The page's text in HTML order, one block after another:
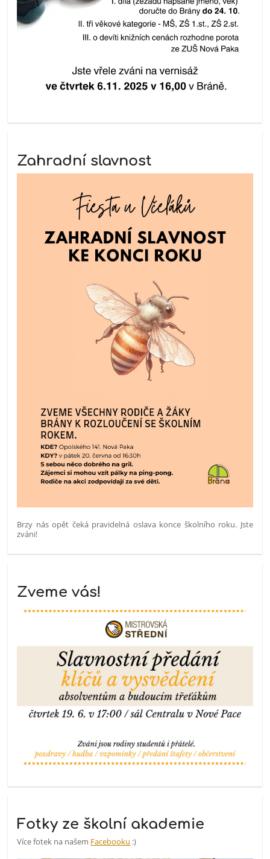
Zahradní slavnost
Brzy nás opět čeká pravidelná oslava konce školního roku. Jste
zváni!
Zveme vás!
Fotky ze školní akademie
Více fotek na našem Facebooku :)